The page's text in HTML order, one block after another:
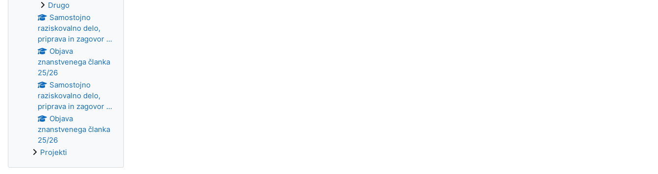
Drugo
Samostojno
raziskovalno delo,
priprava in zagovor ...
Objava
znanstvenega članka
25/26
Samostojno
raziskovalno delo,
priprava in zagovor ...
Objava
znanstvenega članka
25/26
Projekti